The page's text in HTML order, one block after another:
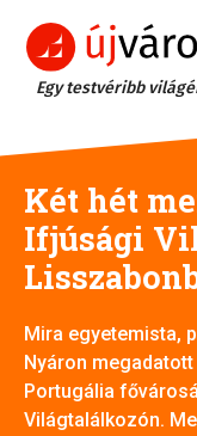
Egy testvéribb
Két hét
Ifjúsági
Mira egyetemista,
Nyáron
Portugália
Világtalálkozón.